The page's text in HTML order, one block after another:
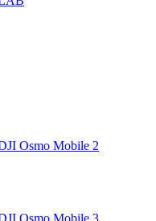
Osmo Mobile 2